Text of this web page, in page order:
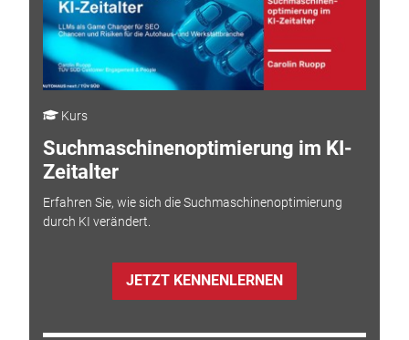
Kurs
Suchmaschinenoptimierung im KI-
Zeitalter
Erfahren Sie, wie sich die Suchmaschinenoptimierung
durch KI verändert.
JETZT KENNENLERNEN